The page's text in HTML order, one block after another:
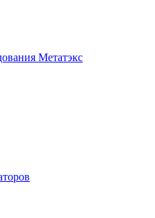
Метатэкс